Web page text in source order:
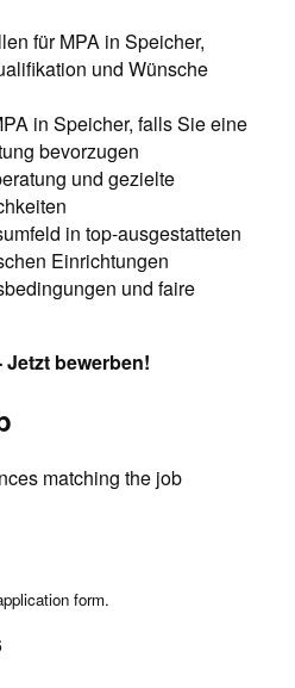
für MPA in Speicher,
und Wünsche
in Speicher, falls Sie eine
bevorzugen
und gezielte
in top-ausgestatteten
Einrichtungen
und faire
Jetzt bewerben!
matching the job
form.